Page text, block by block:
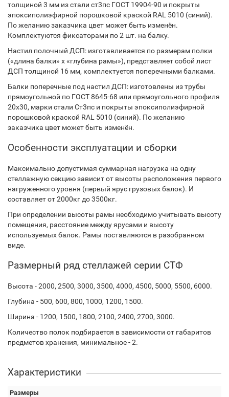
толщиной 3 мм из стали ст3пс ГОСТ 19904-90 и покрыты
эпоксиполиэфирной порошковой краской RAL 5010 (синий).
По желанию заказчика цвет может быть изменён.
Комплектуются фиксаторами по 2 шт. на балку.
Настил полочный ДСП: изготавливается по размерам полки
(«длина балки» х «глубина рамы»), представляет собой лист
ДСП толщиной 16 мм, комплектуется поперечными балками.
Балки поперечные под настил ДСП: изготовлены из трубы
прямоугольной по ГОСТ 8645-68 или прямоугольного профиля
20х30, марки стали Ст3пс и покрыты эпоксиполиэфирной
порошковой краской RAL 5010 (синий). По желанию
заказчика цвет может быть изменён.
Особенности эксплуатации и сборки
Максимально допустимая суммарная нагрузка на одну
стеллажную секцию зависит от высоты расположения первого
нагруженного уровня (первый ярус грузовых балок). И
составляет от 2000кг до 3500кг.
При определении высоты рамы необходимо учитывать высоту
помещения, расстояние между ярусами и высоту
используемых балок. Рамы поставляются в разобранном
виде.
Размерный ряд стеллажей серии СТФ
Высота - 2000, 2500, 3000, 3500, 4000, 4500, 5000, 5500, 6000.
Глубина - 500, 600, 800, 1000, 1200, 1500.
Ширина - 1200, 1500, 1800, 2100, 2400, 2700, 3000.
Количество полок подбирается в зависимости от габаритов
предметов хранения, минимальное - 2.
Характеристики
Размеры